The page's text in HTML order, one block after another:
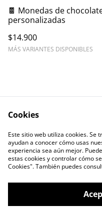
🍫 Monedas de
personalizadas
$14.900
MÁS VARIANTES DISPONIBLES
©2026
CAJITA LLENA,
Cookies
Este sitio web utiliza cookies. Se
ayudan a conocer cómo usas
experiencia sea aún mejor.
estas cookies y controlar cómo
Cookies". También puedes